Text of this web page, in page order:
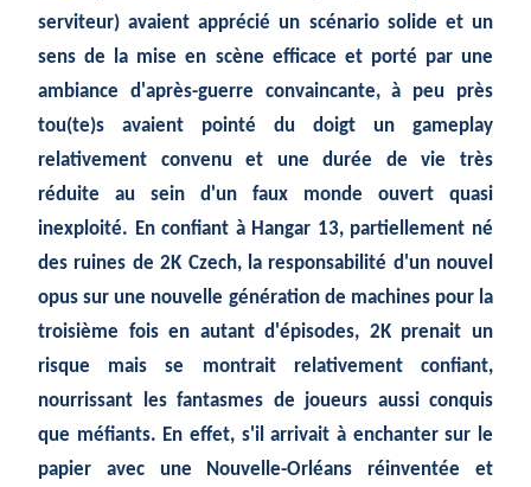
serviteur) avaient apprécié un scénario solide et un
sens de la mise en scène efficace et porté par une
ambiance d'après-guerre convaincante, à peu près
tou(te)s avaient pointé du doigt un gameplay
relativement convenu et une durée de vie très
réduite au sein d'un faux monde ouvert quasi
inexploité. En confiant à Hangar 13, partiellement né
des ruines de 2K Czech, la responsabilité d'un nouvel
opus sur une nouvelle génération de machines pour la
troisième fois en autant d'épisodes, 2K prenait un
risque mais se montrait relativement confiant,
nourrissant les fantasmes de joueurs aussi conquis
que méfiants. En effet, s'il arrivait à enchanter sur le
papier avec une Nouvelle-Orléans réinventée et